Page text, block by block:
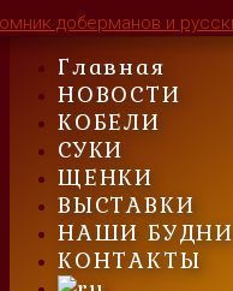
Skip
contentГлавная
НОВОСТИ
КОБЕЛИ
СУКИ
ЩЕНКИ
ВЫСТАВКИ
НАШИ БУДНИ
КОНТАКТЫ